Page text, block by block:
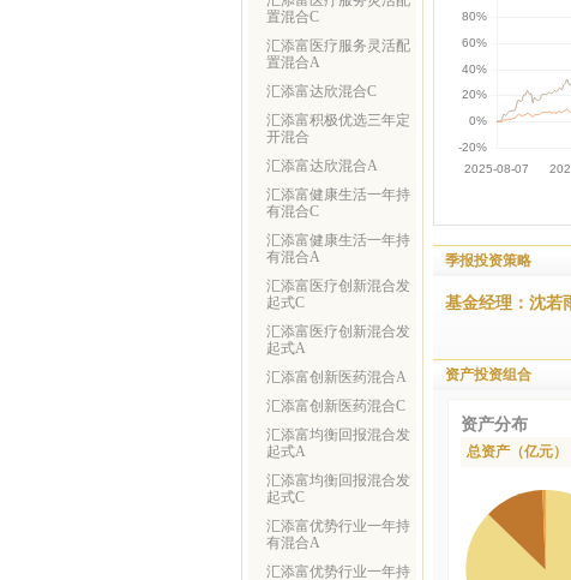
置混合C
汇添富医疗服务灵活配
置混合A
汇添富达欣混合C
汇添富积极优选三年定
开混合
汇添富达欣混合A
汇添富健康生活一年持
有混合C
汇添富健康生活一年持
有混合A
汇添富医疗创新混合发
起式C
汇添富医疗创新混合发
起式A
汇添富创新医药混合A
汇添富创新医药混合C
汇添富均衡回报混合发
起式A
汇添富均衡回报混合发
起式C
汇添富优势行业一年持
有混合A
汇添富优势行业一年持
季报投资策略
基金经理：沈若
资产投资组合
资产分布
总资产（亿元）